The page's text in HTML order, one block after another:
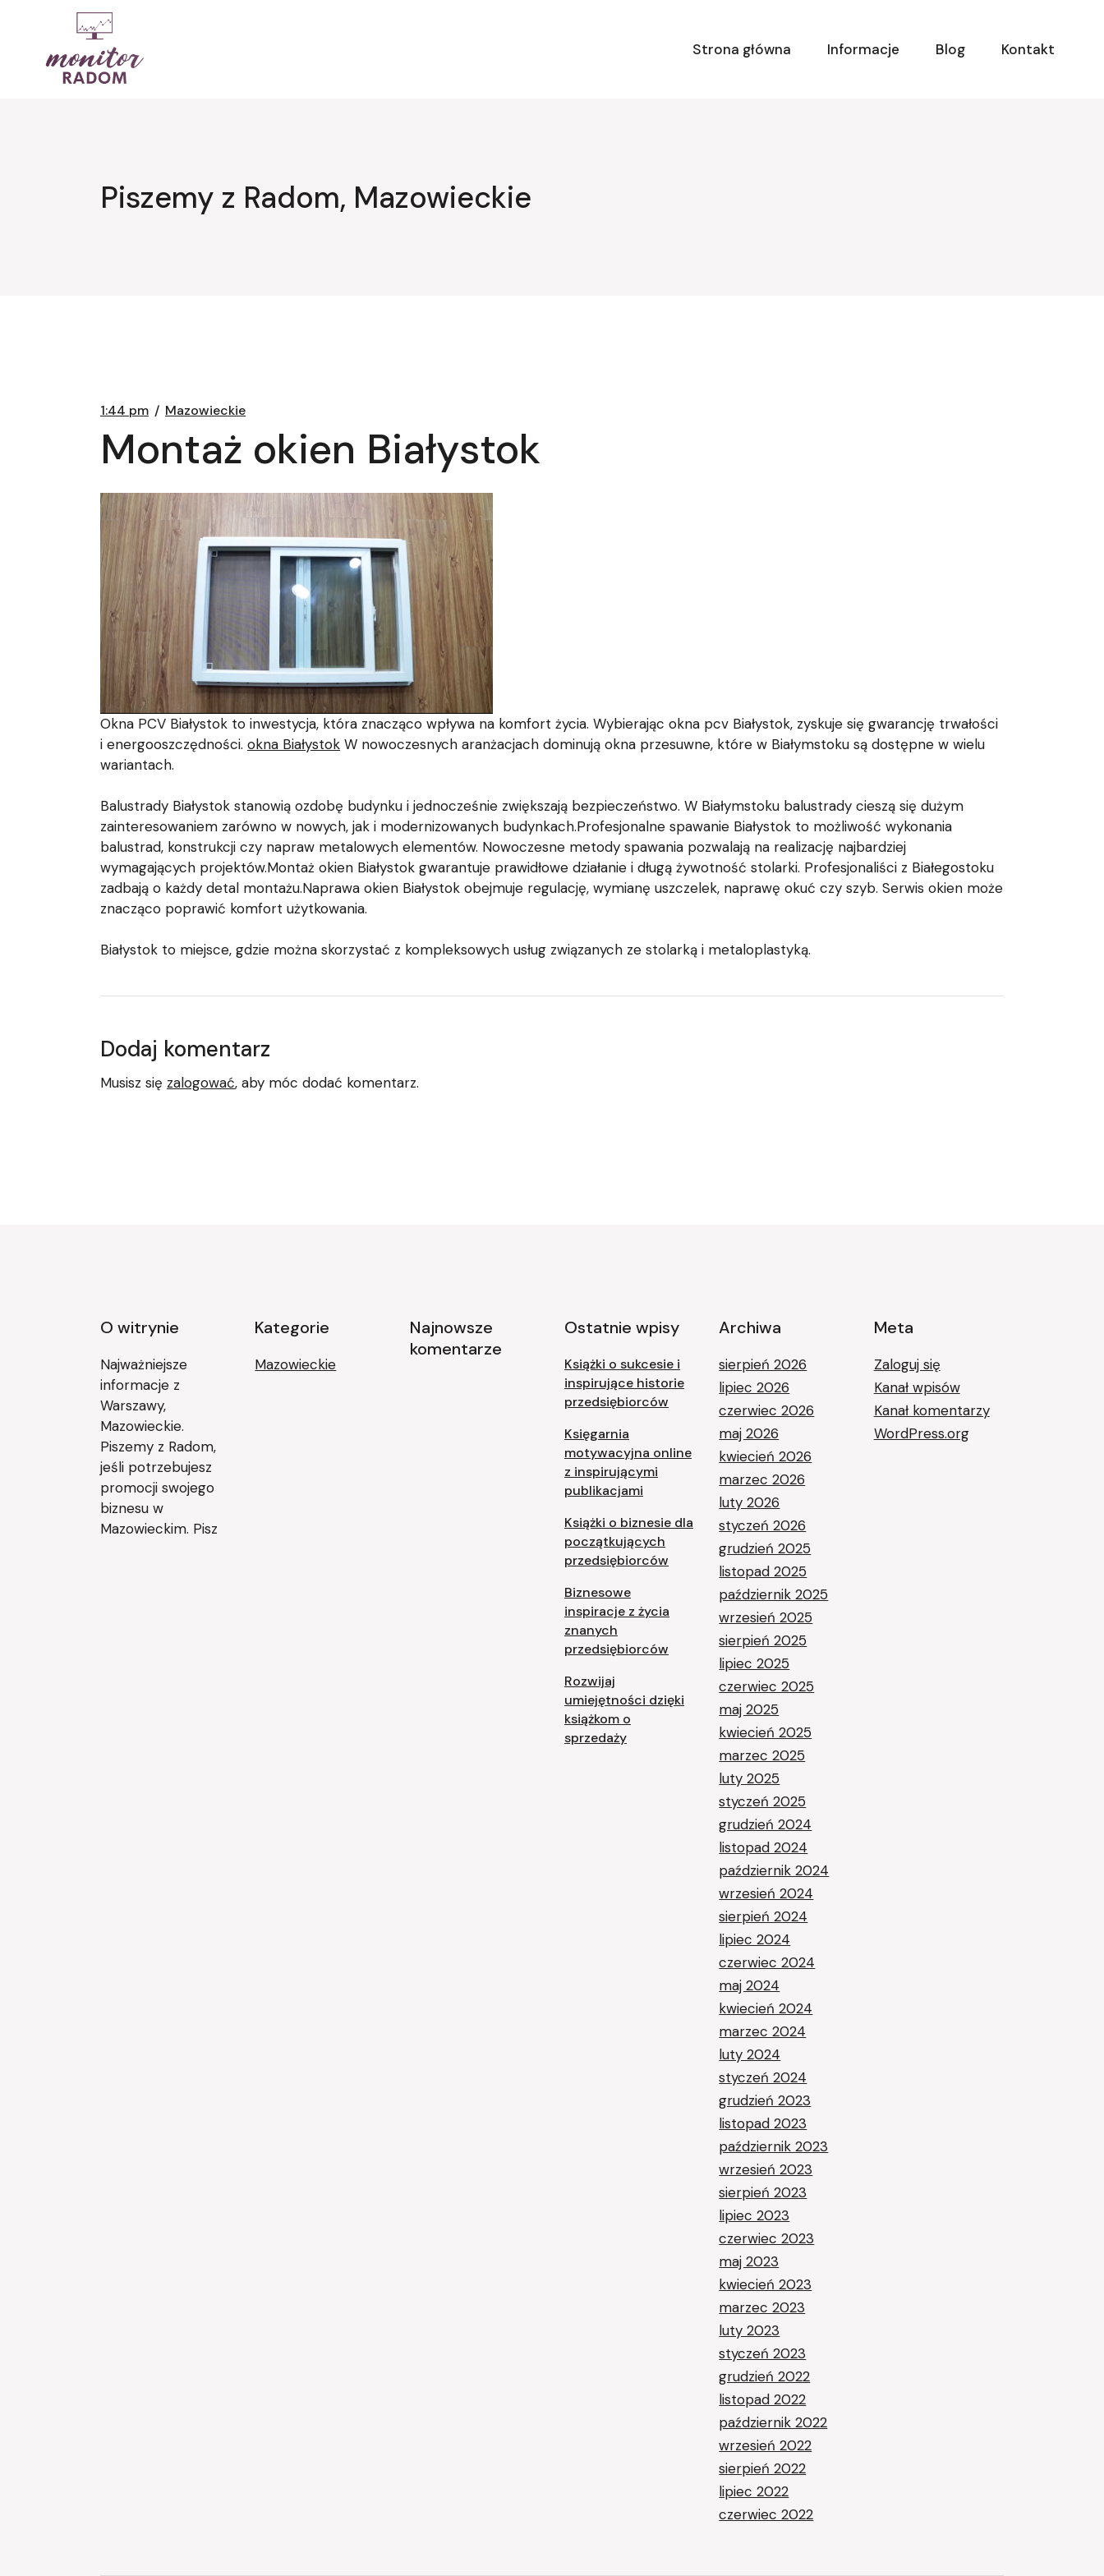
Strona główna
Informacje Blog Kontakt
Piszemy z Radom, Mazowieckie
1:44 pm Mazowieckie
Montaż okien Białystok
Okna PCV Białystok to inwestycja, która znacząco wpływa na komfort życia. Wybierając okna pcv Białystok, zyskuje się gwarancję trwałości
i energooszczędności. okna Białystok W nowoczesnych aranżacjach dominują okna przesuwne, które w Białymstoku są dostępne w wielu
wariantach.
Balustrady Białystok stanowią ozdobę budynku i jednocześnie zwiększają bezpieczeństwo. W Białymstoku balustrady cieszą się dużym
zainteresowaniem zarówno w nowych, jak i modernizowanych budynkach.Profesjonalne spawanie Białystok to możliwość wykonania
balustrad, konstrukcji czy napraw metalowych elementów. Nowoczesne metody spawania pozwalają na realizację najbardziej
wymagających projektów.Montaż okien Białystok gwarantuje prawidłowe działanie i długą żywotność stolarki. Profesjonaliści z Białegostoku
zadbają o każdy detal montażu.Naprawa okien Białystok obejmuje regulację, wymianę uszczelek, naprawę okuć czy szyb. Serwis okien może
znacząco poprawić komfort użytkowania.
Białystok to miejsce, gdzie można skorzystać z kompleksowych usług związanych ze stolarką i metaloplastyką.
Dodaj komentarz
Musisz się zalogować, aby móc dodać komentarz.
O witrynie
Najważniejsze
informacje z
Warszawy,
Mazowieckie.
Piszemy z Radom,
jeśli potrzebujesz
promocji swojego
biznesu w
Mazowieckim. Pisz
Kategorie
Mazowieckie
Najnowsze
komentarze
Ostatnie wpisy
Książki o sukcesie i
inspirujące historie
przedsiębiorców
Księgarnia
motywacyjna online
z inspirującymi
publikacjami
Książki o biznesie dla
początkujących
przedsiębiorców
Biznesowe
inspiracje z życia
znanych
przedsiębiorców
Rozwijaj
umiejętności dzięki
książkom o
sprzedaży
Archiwa
sierpień 2026
lipiec 2026
czerwiec 2026
maj 2026
kwiecień 2026
marzec 2026
luty 2026
styczeń 2026
grudzień 2025
listopad 2025
październik 2025
wrzesień 2025
sierpień 2025
lipiec 2025
czerwiec 2025
maj 2025
kwiecień 2025
marzec 2025
luty 2025
styczeń 2025
grudzień 2024
listopad 2024
październik 2024
wrzesień 2024
sierpień 2024
lipiec 2024
czerwiec 2024
maj 2024
kwiecień 2024
marzec 2024
luty 2024
styczeń 2024
grudzień 2023
listopad 2023
październik 2023
wrzesień 2023
sierpień 2023
lipiec 2023
czerwiec 2023
maj 2023
kwiecień 2023
marzec 2023
luty 2023
styczeń 2023
grudzień 2022
listopad 2022
październik 2022
wrzesień 2022
sierpień 2022
lipiec 2022
czerwiec 2022
Meta
Zaloguj się
Kanał wpisów
Kanał komentarzy
WordPress.org